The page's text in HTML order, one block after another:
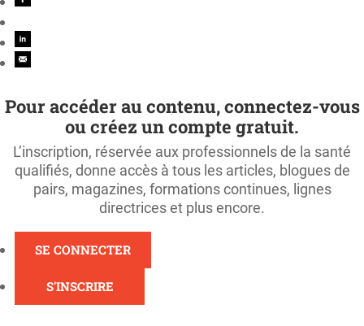
Pour accéder au contenu, connectez-vous
ou créez un compte gratuit.
L’inscription, réservée aux professionnels de la santé
qualifiés, donne accès à tous les articles, blogues de
pairs, magazines, formations continues, lignes
directrices et plus encore.
SE CONNECTER
S'INSCRIRE